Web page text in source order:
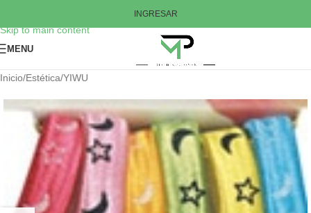
Skip to main content
INGRESAR
MENU
Inicio/Estética/YIWU